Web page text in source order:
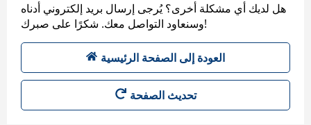
هل لديك أي مشكلة أخرى؟ يُرجى إرسال بريد إلكتروني أدناه
وسنعاود التواصل معك. شكرًا على صبرك!
العودة إلى الصفحة الرئيسية
تحديث الصفحة